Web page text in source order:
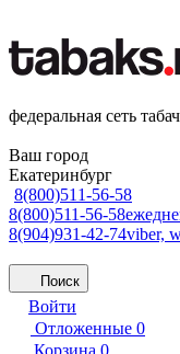
федеральная сеть
Ваш город
Екатеринбург
8(800)511-56-58
8(800)511-56-58
8(904)931-42-74viber,
Поиск
Войти
Отложенные 0
Корзина 0